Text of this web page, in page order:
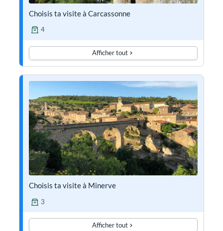
Choisis ta visite à Carcassonne
4
Afficher tout
Choisis ta visite à Minerve
3
Afficher tout